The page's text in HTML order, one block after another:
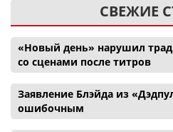
СВЕЖИЕ
«Новый день» нарушил
со сценами после титров
Заявление Блэйда из
ошибочным